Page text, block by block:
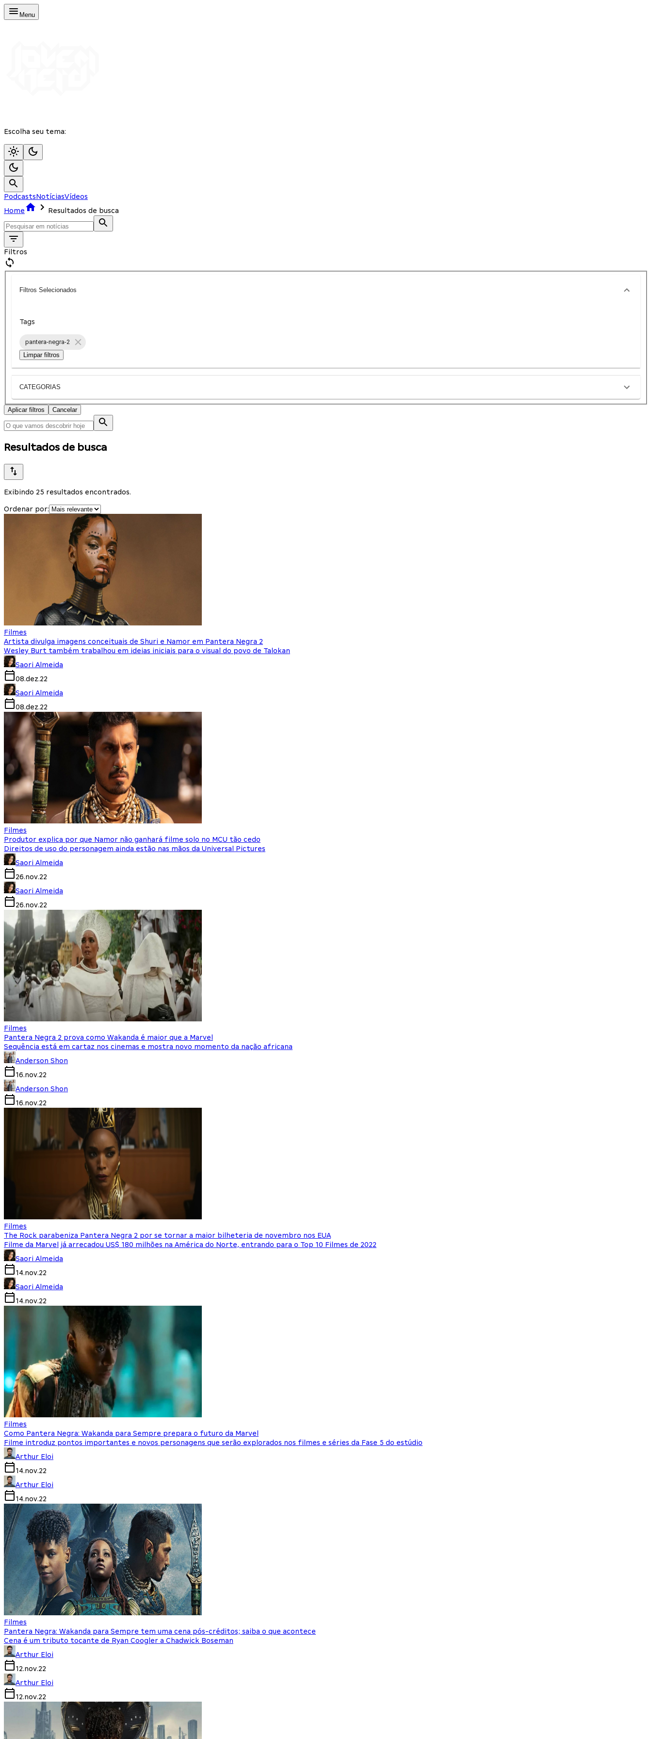
Menu
Escolha seu tema:
PodcastsNotíciasVídeos
Home
Resultados de busca
Filtros
Filtros Selecionados
Tags
pantera-negra-2
Limpar filtros
CATEGORIAS
Aplicar filtros Cancelar
Resultados de busca
Exibindo 25 resultados encontrados.
Ordenar por:
Filmes
Artista divulga imagens conceituais de Shuri e Namor em Pantera Negra 2
Wesley Burt também trabalhou em ideias iniciais para o visual do povo de Talokan
Saori Almeida
08.dez.22
Saori Almeida
08.dez.22
Filmes
Produtor explica por que Namor não ganhará filme solo no MCU tão cedo
Direitos de uso do personagem ainda estão nas mãos da Universal Pictures
Saori Almeida
26.nov.22
Saori Almeida
26.nov.22
Filmes
Pantera Negra 2 prova como Wakanda é maior que a Marvel
Sequência está em cartaz nos cinemas e mostra novo momento da nação africana
Anderson Shon
16.nov.22
Anderson Shon
16.nov.22
Filmes
The Rock parabeniza Pantera Negra 2 por se tornar a maior bilheteria de novembro nos EUA
Filme da Marvel já arrecadou US$ 180 milhões na América do Norte, entrando para o Top 10 Filmes de 2022
Saori Almeida
14.nov.22
Saori Almeida
14.nov.22
Filmes
Como Pantera Negra: Wakanda para Sempre prepara o futuro da Marvel
Filme introduz pontos importantes e novos personagens que serão explorados nos filmes e séries da Fase 5 do estúdio
Arthur Eloi
14.nov.22
Arthur Eloi
14.nov.22
Filmes
Pantera Negra: Wakanda para Sempre tem uma cena pós-créditos; saiba o que acontece
Cena é um tributo tocante de Ryan Coogler a Chadwick Boseman
Arthur Eloi
12.nov.22
Arthur Eloi
12.nov.22